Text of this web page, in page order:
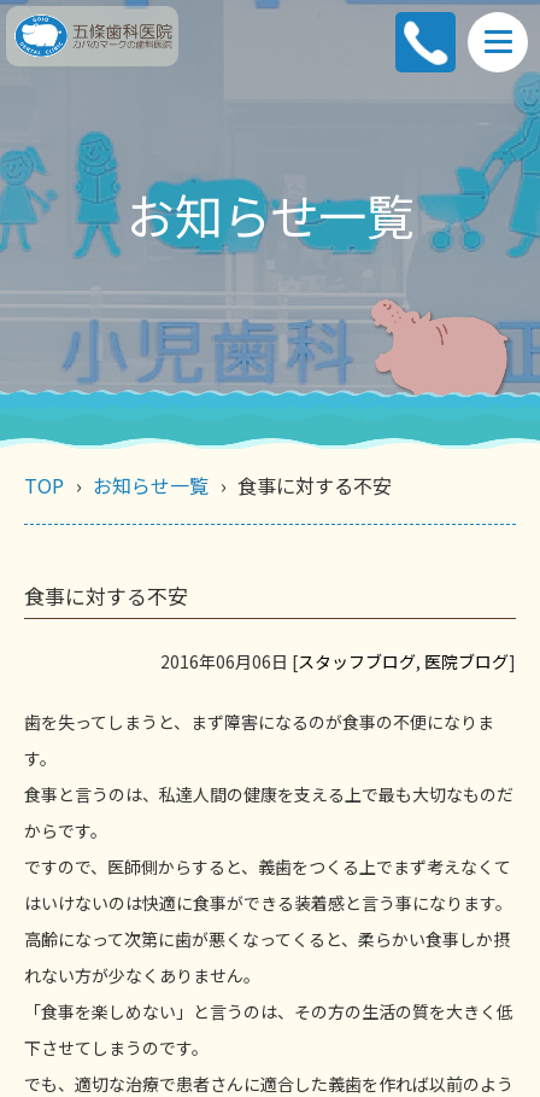
お知らせ一覧
TOP お知らせ一覧 食事に対する不安
食事に対する不安
2016年06月06日 [スタッフブログ, 医院ブログ]
歯を失ってしまうと、まず障害になるのが食事の不便になりま
す。
食事と言うのは、私達人間の健康を支える上で最も大切なものだ
からです。
ですので、医師側からすると、義歯をつくる上でまず考えなくて
はいけないのは快適に食事ができる装着感と言う事になります。
高齢になって次第に歯が悪くなってくると、柔らかい食事しか摂
れない方が少なくありません。
「食事を楽しめない」と言うのは、その方の生活の質を大きく低
下させてしまうのです。
でも、適切な治療で患者さんに適合した義歯を作れば以前のよう